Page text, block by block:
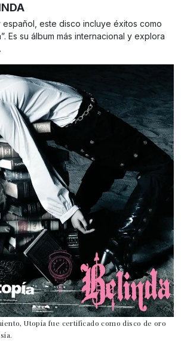
este disco incluye éxitos como
Es su álbum más internacional y explora
Utopía fue certificado como disco de oro